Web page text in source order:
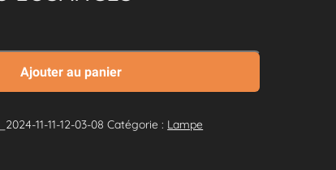
Ajouter au panier
11-11-12-03-08 Catégorie : Lampe